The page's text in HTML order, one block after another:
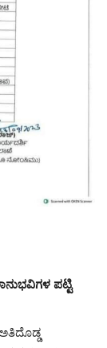
ಪಟ್ಟಿ